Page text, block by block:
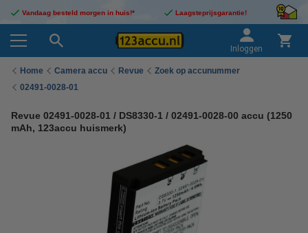
Vandaag besteld morgen in huis!* Laagsteprijsgarantie!
Inloggen
Home Camera accu Revue
Zoek op accunummer
02491-0028-01
Revue 02491-0028-01 / DS8330-1 / 02491-0028-00 accu (1250
mAh, 123accu huismerk)